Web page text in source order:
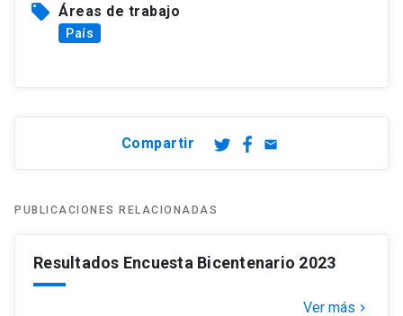
local_offer Áreas de trabajo
País
Compartir email
PUBLICACIONES RELACIONADAS
Resultados Encuesta Bicentenario 2023
Ver más keyboard_arrow_right